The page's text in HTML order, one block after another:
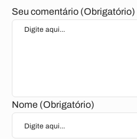
Seu comentário (Obrigatório)
Nome (Obrigatório)